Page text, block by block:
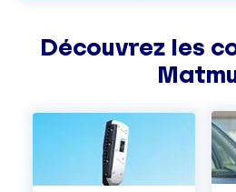
Découvrez les